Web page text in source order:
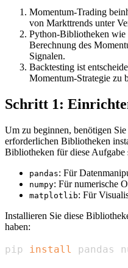
Momentum-Trading
von Markttrends unter
Python-Bibliotheken wie
Berechnung des
Signalen.
Backtesting ist
Momentum-Strategie zu
Schritt 1:
Um zu beginnen, benötigen
erforderlichen Bibliotheken
Bibliotheken für diese Aufgabe
pandas: Für
numpy: Für numerische
matplotlib: Für
Installieren Sie diese
haben:
pip install pandas